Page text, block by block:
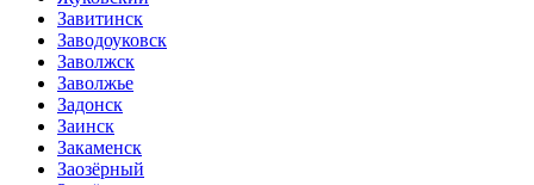
Завитинск
Заводоуковск
Заволжск
Заволжье
Задонск
Заинск
Закаменск
Заозёрный